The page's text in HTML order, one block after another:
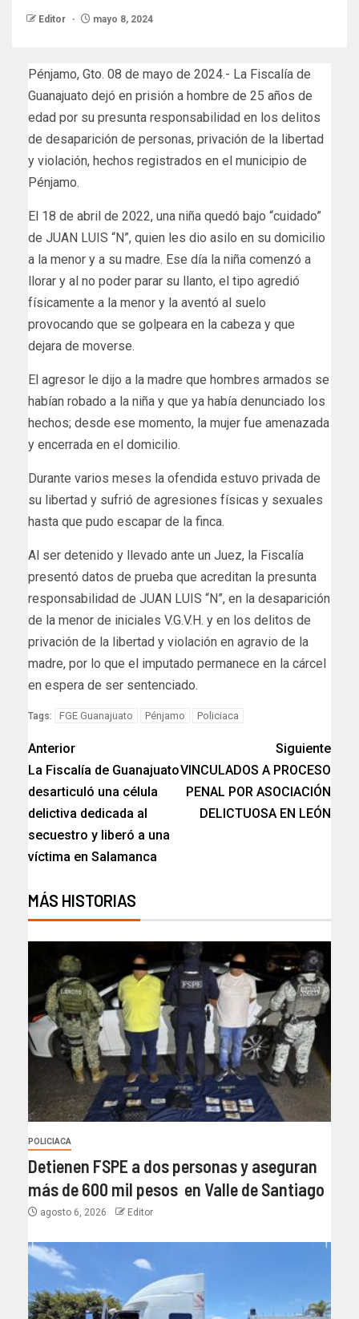
Editor mayo 8, 2024
Pénjamo, Gto. 08 de mayo de 2024.- La Fiscalía de
Guanajuato dejó en prisión a hombre de 25 años de
edad por su presunta responsabilidad en los delitos
de desaparición de personas, privación de la libertad
y violación, hechos registrados en el municipio de
Pénjamo.
El 18 de abril de 2022, una niña quedó bajo “cuidado”
de JUAN LUIS “N”, quien les dio asilo en su domicilio
a la menor y a su madre. Ese día la niña comenzó a
llorar y al no poder parar su llanto, el tipo agredió
físicamente a la menor y la aventó al suelo
provocando que se golpeara en la cabeza y que
dejara de moverse.
El agresor le dijo a la madre que hombres armados se
habían robado a la niña y que ya había denunciado los
hechos; desde ese momento, la mujer fue amenazada
y encerrada en el domicilio.
Durante varios meses la ofendida estuvo privada de
su libertad y sufrió de agresiones físicas y sexuales
hasta que pudo escapar de la finca.
Al ser detenido y llevado ante un Juez, la Fiscalía
presentó datos de prueba que acreditan la presunta
responsabilidad de JUAN LUIS “N”, en la desaparición
de la menor de iniciales V.G.V.H. y en los delitos de
privación de la libertad y violación en agravio de la
madre, por lo que el imputado permanece en la cárcel
en espera de ser sentenciado.
Tags: FGE Guanajuato Pénjamo Policiaca
Anterior
La Fiscalía de Guanajuato
desarticuló una célula
delictiva dedicada al
secuestro y liberó a una
víctima en Salamanca
Siguiente
VINCULADOS A PROCESO
PENAL POR ASOCIACIÓN
DELICTUOSA EN LEÓN
MÁS HISTORIAS
POLICIACA
Detienen FSPE a dos personas y aseguran
más de 600 mil pesos en Valle de Santiago
agosto 6, 2026 Editor